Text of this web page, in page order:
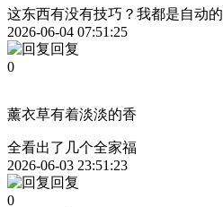
这东西有没有技巧？我都是自动的
2026-06-04 07:51:25
回复
0
薰衣草有着淡淡的香
全看出了几个全家福
2026-06-03 23:51:23
回复
0